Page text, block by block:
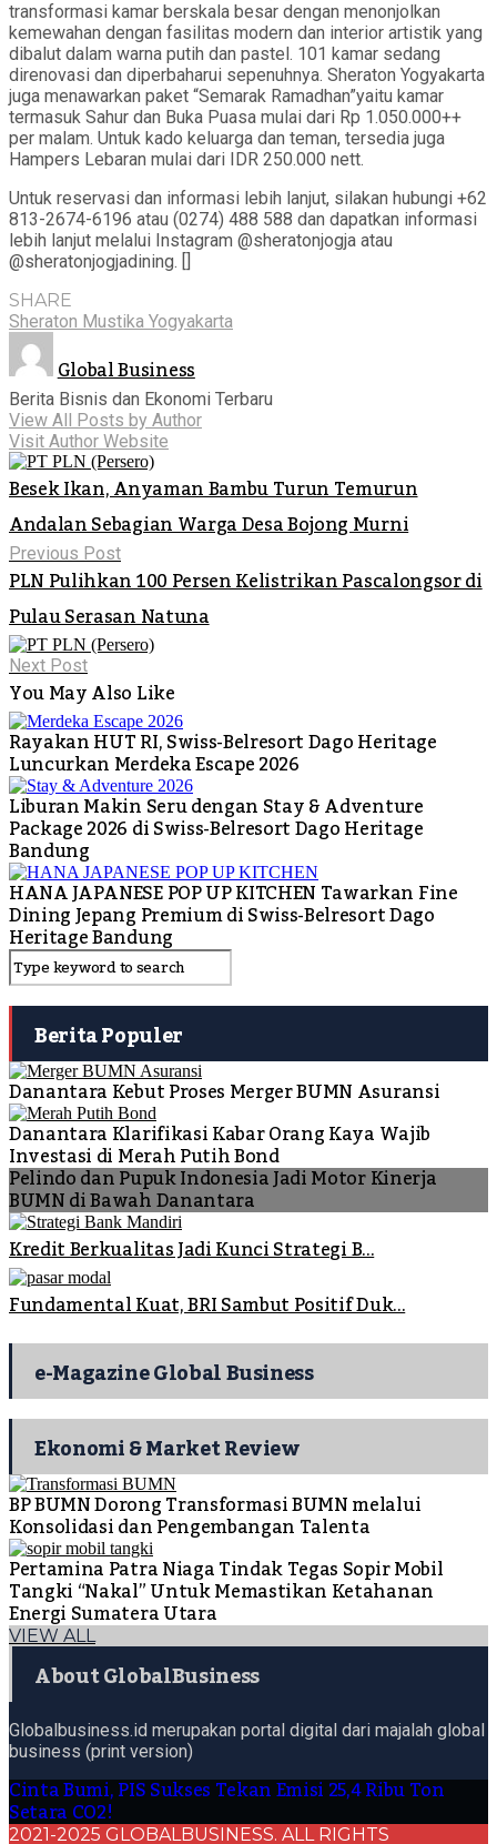
transformasi kamar berskala besar dengan menonjolkan
kemewahan dengan fasilitas modern dan interior artistik yang
dibalut dalam warna putih dan pastel. 101 kamar sedang
direnovasi dan diperbaharui sepenuhnya. Sheraton Yogyakarta
juga menawarkan paket “Semarak Ramadhan”yaitu kamar
termasuk Sahur dan Buka Puasa mulai dari Rp 1.050.000++
per malam. Untuk kado keluarga dan teman, tersedia juga
Hampers Lebaran mulai dari IDR 250.000 nett.
Untuk reservasi dan informasi lebih lanjut, silakan hubungi +62
813-2674-6196 atau (0274) 488 588 dan dapatkan informasi
lebih lanjut melalui Instagram @sheratonjogja atau
@sheratonjogjadining. []
SHARE
Sheraton Mustika Yogyakarta
Global Business
Berita Bisnis dan Ekonomi Terbaru
View All Posts by Author
Visit Author Website
Besek Ikan, Anyaman Bambu Turun Temurun
Andalan Sebagian Warga Desa Bojong Murni
Previous Post
PLN Pulihkan 100 Persen Kelistrikan Pascalongsor di
Pulau Serasan Natuna
Next Post
You May Also Like
Rayakan HUT RI, Swiss-Belresort Dago Heritage
Luncurkan Merdeka Escape 2026
Liburan Makin Seru dengan Stay & Adventure
Package 2026 di Swiss-Belresort Dago Heritage
Bandung
HANA JAPANESE POP UP KITCHEN Tawarkan Fine
Dining Jepang Premium di Swiss-Belresort Dago
Heritage Bandung
Berita Populer
Danantara Kebut Proses Merger BUMN Asuransi
Danantara Klarifikasi Kabar Orang Kaya Wajib
Investasi di Merah Putih Bond
Pelindo dan Pupuk Indonesia Jadi Motor Kinerja
BUMN di Bawah Danantara
Kredit Berkualitas Jadi Kunci Strategi B...
Fundamental Kuat, BRI Sambut Positif Duk...
e-Magazine Global Business
Ekonomi & Market Review
BP BUMN Dorong Transformasi BUMN melalui
Konsolidasi dan Pengembangan Talenta
Pertamina Patra Niaga Tindak Tegas Sopir Mobil
Tangki “Nakal” Untuk Memastikan Ketahanan
Energi Sumatera Utara
VIEW ALL
About GlobalBusiness
Globalbusiness.id merupakan portal digital dari majalah global
business (print version)
Cinta Bumi, PIS Sukses Tekan Emisi 25,4 Ribu Ton
Setara CO2!
2021-2025 GLOBALBUSINESS. ALL RIGHTS